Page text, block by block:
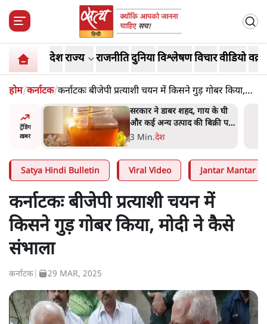
देशराज्य राजनीतिदुनियाविश्लेषणविचारवीडियो
होम/कर्नाटक/कर्नाटकः बीजेपी प्रत्याशी चयन में किसने गुड़ गोबर किया,
मोदी ने कैसे संभाला
ट्रेंडिंग
ख़बर
के घी
पर
'महाराष्ट्र में गैर बीजेपी वोटरों के
नामों को काटने की बड़ी साज़िश'-
रोहित पवार का आरोप
4 Min.महाराष्ट्र
Satya Hindi Bulletin Viral Video Jantar Mantar
कर्नाटकः बीजेपी प्रत्याशी चयन में
किसने गुड़ गोबर किया, मोदी ने कैसे
संभाला
कर्नाटक 29 MAR, 2025